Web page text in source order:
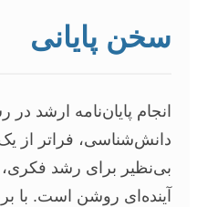
سخن پایانی
انجام پایان‌نامه ارشد
دانش‌شناسی، فراتر از
بی‌نظیر برای رشد
آینده‌ای روشن است. با